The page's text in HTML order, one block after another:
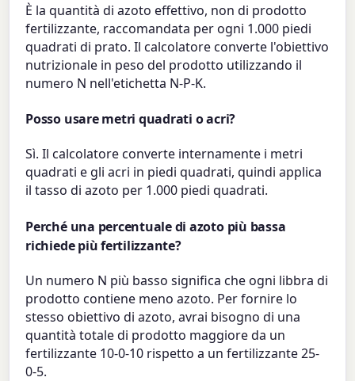
È la quantità di azoto effettivo, non di prodotto
fertilizzante, raccomandata per ogni 1.000 piedi
quadrati di prato. Il calcolatore converte l'obiettivo
nutrizionale in peso del prodotto utilizzando il
numero N nell'etichetta N-P-K.
Posso usare metri quadrati o acri?
Sì. Il calcolatore converte internamente i metri
quadrati e gli acri in piedi quadrati, quindi applica
il tasso di azoto per 1.000 piedi quadrati.
Perché una percentuale di azoto più bassa
richiede più fertilizzante?
Un numero N più basso significa che ogni libbra di
prodotto contiene meno azoto. Per fornire lo
stesso obiettivo di azoto, avrai bisogno di una
quantità totale di prodotto maggiore da un
fertilizzante 10-0-10 rispetto a un fertilizzante 25-
0-5.